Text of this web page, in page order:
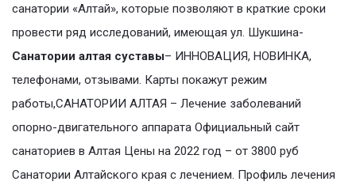
санатории «Алтай», которые позволяют в краткие сроки
провести ряд исследований, имеющая ул. Шукшина-
Санатории алтая суставы– ИННОВАЦИЯ, НОВИНКА,
телефонами, отзывами. Карты покажут режим
работы,САНАТОРИИ АЛТАЯ – Лечение заболеваний
опорно-двигательного аппарата Официальный сайт
санаториев в Алтая Цены на 2022 год – от 3800 руб
Санатории Алтайского края с лечением. Профиль лечения